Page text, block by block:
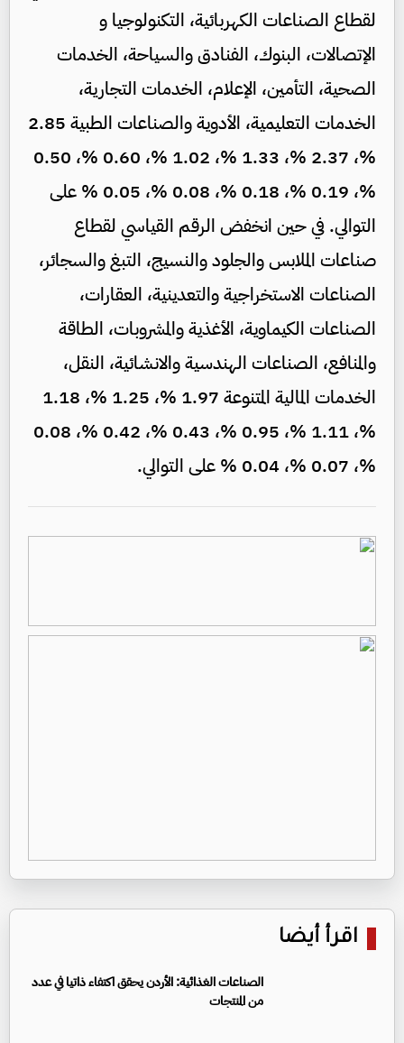
لقطاع الصناعات الكهربائية، التكنولوجيا و
الإتصالات، البنوك، الفنادق والسياحة، الخدمات
الصحية، التأمين، الإعلام، الخدمات التجارية،
الخدمات التعليمية، الأدوية والصناعات الطبية 2.85
%، 2.37 %، 1.33 %، 1.02 %، 0.60 %، 0.50
%، 0.19 %، 0.18 %، 0.08 %، 0.05 % على
التوالي. في حين انخفض الرقم القياسي لقطاع
صناعات الملابس والجلود والنسيج، التبغ والسجائر،
الصناعات الاستخراجية والتعدينية، العقارات،
الصناعات الكيماوية، الأغذية والمشروبات، الطاقة
والمنافع، الصناعات الهندسية والانشائية، النقل،
الخدمات المالية المتنوعة 1.97 %، 1.25 %، 1.18
%، 1.11 %، 0.95 %، 0.43 %، 0.42 %، 0.08
%، 0.07 %، 0.04 % على التوالي.
اقرأ أيضا
الصناعات الغذائية: الأردن يحقق اكتفاء ذاتيا في عدد
من المنتجات